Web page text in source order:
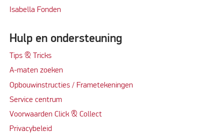
Isabella Fonden
Hulp en ondersteuning
Tips & Tricks
A-maten zoeken
Opbouwinstructies / Frametekeningen
Service centrum
Voorwaarden Click & Collect
Privacybeleid